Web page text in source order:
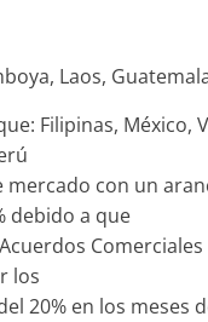
Laos,
Filipinas, México,
mercado con un
debido a que
Comerciales
los
20% en los meses